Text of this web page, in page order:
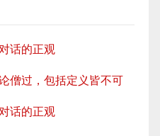
话的正观
僧过，包括定义皆不可
话的正观